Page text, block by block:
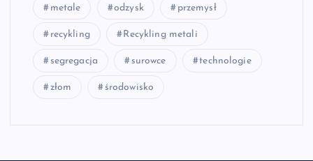
metale odzysk przemysł
recykling Recykling metali
segregacja surowce technologie
złom środowisko